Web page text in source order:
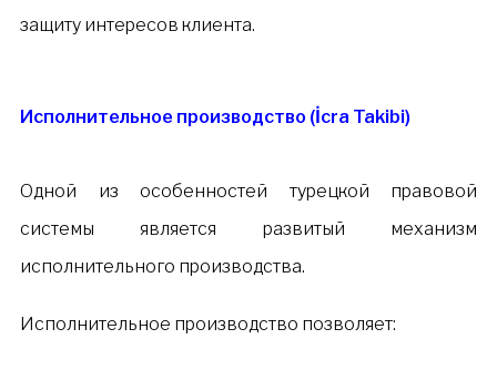
защиту интересов клиента.
Исполнительное производство (İcra Takibi)
Одной из особенностей турецкой правовой
системы является развитый механизм
исполнительного производства.
Исполнительное производство позволяет: